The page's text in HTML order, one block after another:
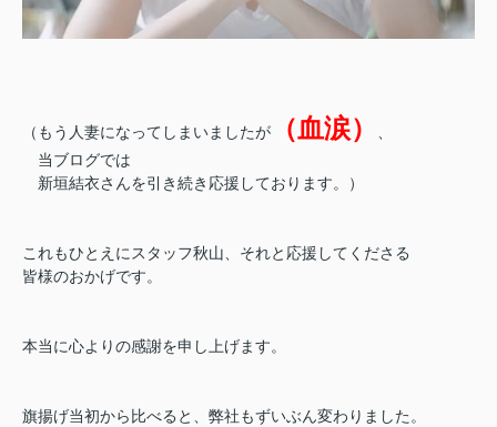
（もう人妻になってしまいましたが （血涙）
、
当ブログでは
新垣結衣さんを引き続き応援しております。）
これもひとえにスタッフ秋山、それと応援してくださる
皆様のおかげです。
本当に心よりの感謝を申し上げます。
旗揚げ当初から比べると、弊社もずいぶん変わりました。